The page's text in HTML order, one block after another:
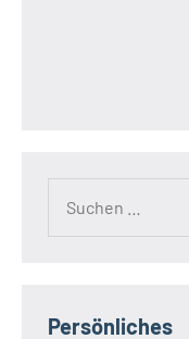
Persönliches